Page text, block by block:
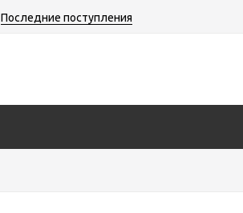
Последние поступления